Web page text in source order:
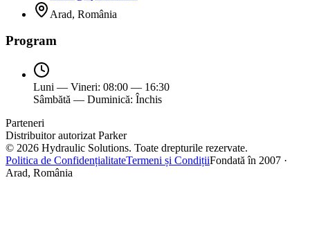
Arad, România
Program
Luni — Vineri: 08:00 — 16:30
Sâmbătă — Duminică: Închis
Parteneri
Distribuitor autorizat Parker
© 2026 Hydraulic Solutions. Toate drepturile rezervate.
Politica de ConfidențialitateTermeni și CondițiiFondată în 2007 ·
Arad, România